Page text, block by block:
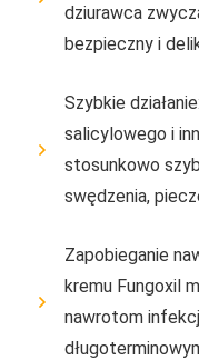
dziurawca
bezpieczny i
Szybkie
salicylowego i
stosunkowo
swędzenia,
Zapobieganie
kremu Fungoxil
nawrotom